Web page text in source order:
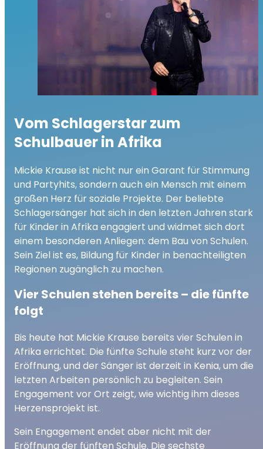
Vom Schlagerstar zum
Schulbauer in Afrika
Mickie Krause ist nicht nur ein Garant für Stimmung
und Partyhits, sondern auch ein Mensch mit einem
großen Herz für soziale Projekte. Der beliebte
Schlagersänger hat sich in den letzten Jahren stark
für Kinder in Afrika engagiert und widmet sich dort
einem besonderen Anliegen: dem Bau von Schulen.
Sein Ziel ist es, Bildung für Kinder in benachteiligten
Regionen zugänglich zu machen.
Vier Schulen stehen bereits – die fünfte
folgt
Bis heute hat Mickie Krause bereits vier Schulen in
Afrika errichtet. Die fünfte Schule steht kurz vor der
Eröffnung, und der Sänger ist derzeit in Kenia, um die
letzten Arbeiten persönlich zu begleiten. Sein
Engagement vor Ort zeigt, wie wichtig ihm dieses
Herzensprojekt ist.
Sein Engagement endet aber nicht mit der
Eröffnung der fünften Schule. Die sechste